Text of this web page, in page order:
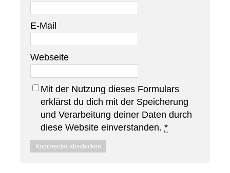
E-Mail
Webseite
Mit der Nutzung dieses Formulars
erklärst du dich mit der Speicherung
und Verarbeitung deiner Daten durch
diese Website einverstanden. *